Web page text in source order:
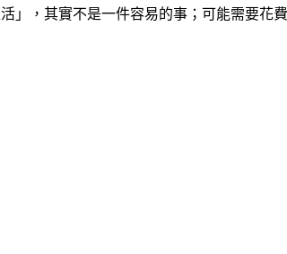
」，其實不是一件容易的事；可能需要